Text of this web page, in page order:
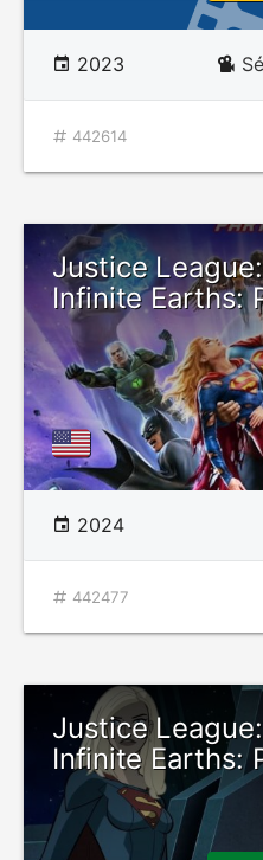
2023
442614
Justice
Infinite Earths:
2024
442477
Justice
Infinite Earths: